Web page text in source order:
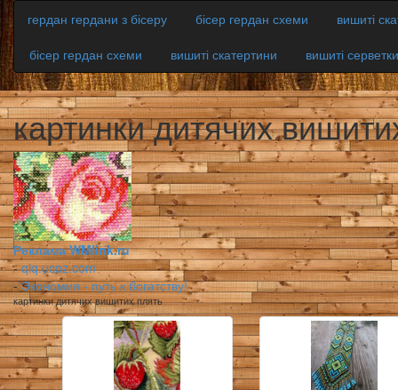
гердан гердани з бісеру бісер гердан схеми
вишиті
бісер гердан схеми
вишиті скатертини вишиті серветки
картинки дитячих
Реклама WMlink.ru
-qiq.ucoz.com
-Экономия - путь к богатству!
картинки дитячих вишитих плять